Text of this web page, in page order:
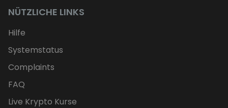
NÜTZLICHE LINKS
Hilfe
Systemstatus
Complaints
FAQ
Live Krypto Kurse